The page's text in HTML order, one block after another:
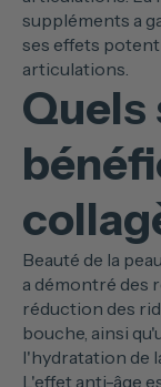
suppléments a
ses effets
articulations.
Quels
Beauté de la
a démontré des
réduction des
bouche, ainsi
l'hydratation de
L'effet anti-âge